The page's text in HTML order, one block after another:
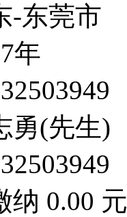
-东莞市
年
勇(先生)
纳 0.00 元